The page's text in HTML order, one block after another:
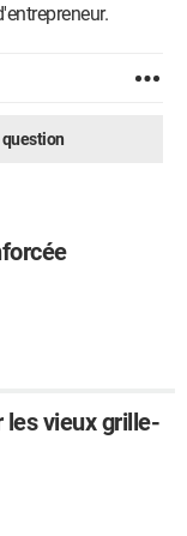
question
les vieux grille-